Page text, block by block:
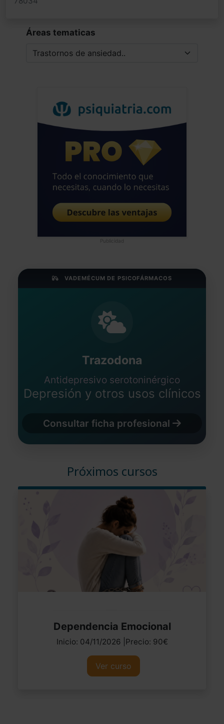
Áreas tematicas
Publicidad
VADEMÉCUM DE PSICOFÁRMACOS
Trazodona
Antidepresivo serotoninérgico
Depresión y otros usos clínicos
Consultar ficha profesional
Próximos cursos
Dependencia Emocional
Inicio: 04/11/2026 |Precio: 90€
Ver curso